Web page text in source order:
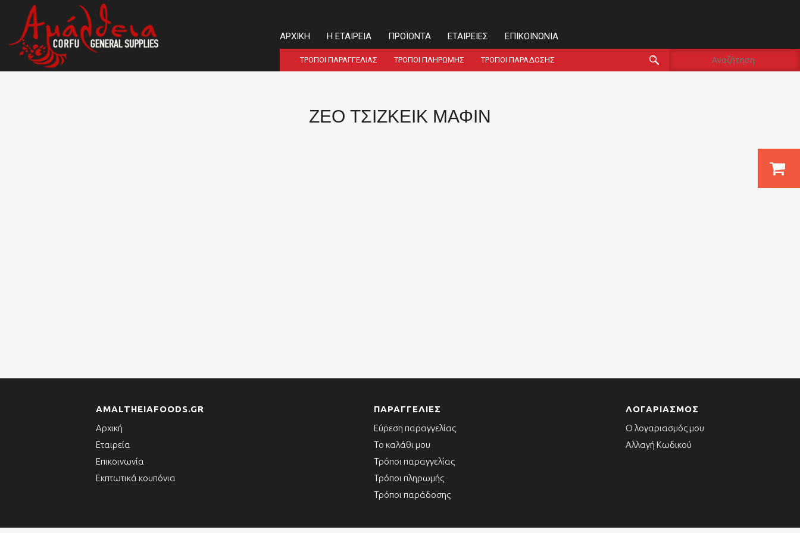
ΑΡΧΙΚΉ Η ΕΤΑΙΡΕΊΑ ΠΡΟΪΌΝΤΑ ΕΤΑΙΡΕΊΕΣ ΕΠΙΚΟΙΝΩΝΊΑ
ΤΡΌΠΟΙ ΠΑΡΑΓΓΕΛΊΑΣ ΤΡΌΠΟΙ ΠΛΗΡΩΜΉΣ ΤΡΌΠΟΙ ΠΑΡΆΔΟΣΗΣ
ΖΕΟ ΤΣΙΖΚΕΙΚ ΜΑΦΙΝ
AMALTHEIAFOODS.GR
Αρχική
Εταιρεία
Επικοινωνία
Εκπτωτικά κουπόνια
ΠΑΡΑΓΓΕΛΊΕΣ
Εύρεση παραγγελίας
Το καλάθι μου
Τρόποι παραγγελίας
Τρόποι πληρωμής
Τρόποι παράδοσης
ΛΟΓΑΡΙΑΣΜΌΣ
Ο λογαριασμός μου
Αλλαγή Κωδικού